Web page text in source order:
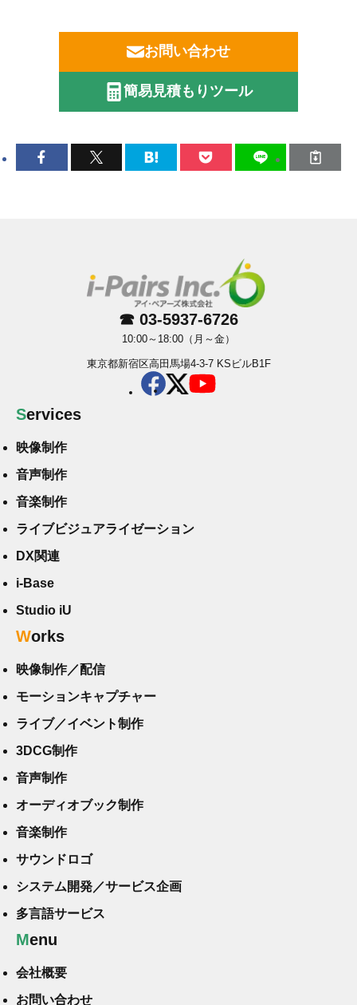
お問い合わせ
簡易見積もりツール
☎ 03-5937-6726
10:00～18:00（月～金）
東京都新宿区高田馬場4-3-7 KSビルB1F
Services
映像制作
音声制作
音楽制作
ライブビジュアライゼーション
DX関連
i-Base
Studio iU
Works
映像制作／配信
モーションキャプチャー
ライブ／イベント制作
3DCG制作
音声制作
オーディオブック制作
音楽制作
サウンドロゴ
システム開発／サービス企画
多言語サービス
Menu
会社概要
お問い合わせ